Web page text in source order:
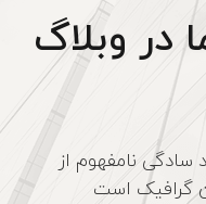
در وبلاگ
سادگی نامفهوم از
گرافیک است